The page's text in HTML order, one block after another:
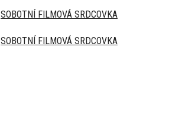
SOBOTNÍ FILMOVÁ SRDCOVKA
SOBOTNÍ FILMOVÁ SRDCOVKA